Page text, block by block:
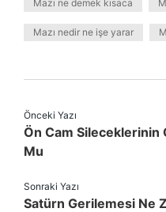
Mazı ne demek kısaca
Mazı nedir ne işe yarar
Önceki Yazı
Ön Cam Sileceklerinin
Mu
Sonraki Yazı
Satürn Gerilemesi Ne